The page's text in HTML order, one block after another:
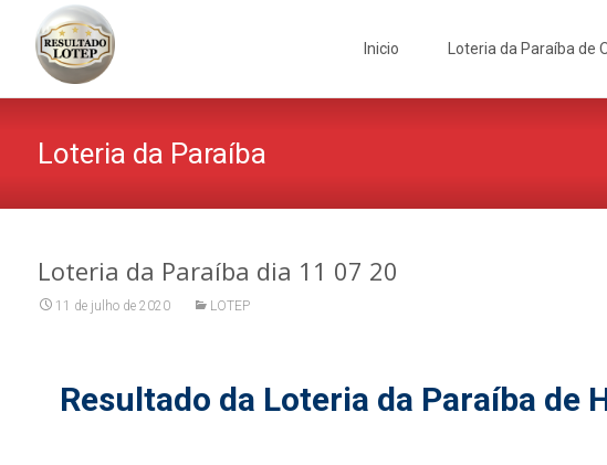
Inicio Loteria da Paraíba de
Loteria da Paraíba
Loteria da Paraíba dia 11 07 20
11 de julho de 2020 LOTEP
Resultado da Loteria da Paraíba de